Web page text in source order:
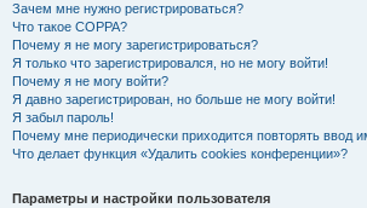
Зачем мне нужно регистрироваться?
Что такое COPPA?
Почему я не могу зарегистрироваться?
Я только что зарегистрировался, но не могу войти!
Почему я не могу войти?
Я давно зарегистрирован, но больше не могу войти!
Я забыл пароль!
Почему мне периодически приходится повторять ввод
Что делает функция «Удалить cookies конференции»?
Параметры и настройки пользователя